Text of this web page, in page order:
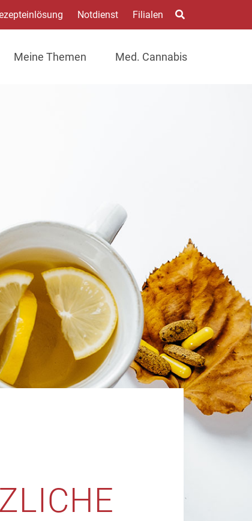
Notdienst Filialen
Meine Themen Med. Cannabis